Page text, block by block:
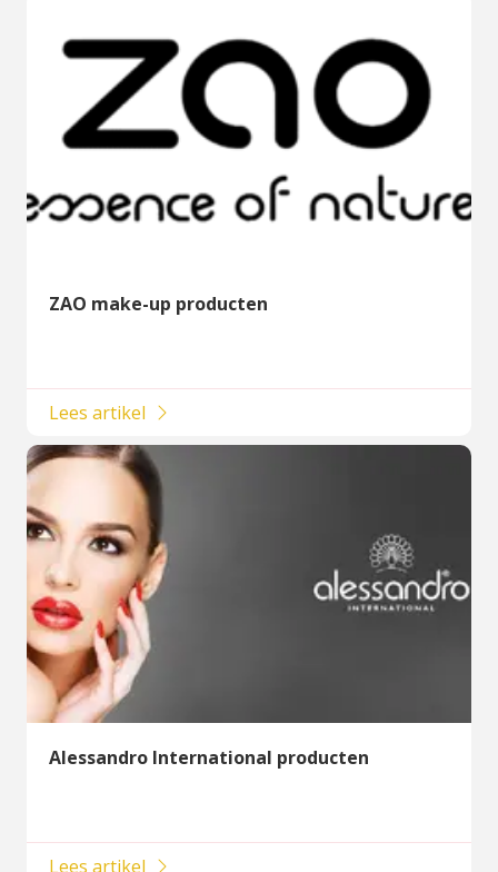
ZAO make-up producten
Lees artikel
Alessandro International producten
Lees artikel